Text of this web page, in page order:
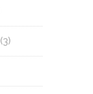
(3)